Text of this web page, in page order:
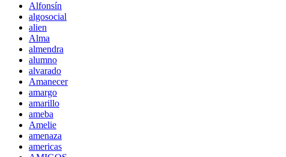
Alfonsín
algosocial
alien
Alma
almendra
alumno
alvarado
Amanecer
amargo
amarillo
ameba
Amelie
amenaza
americas